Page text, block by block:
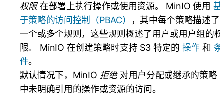
权限在部署上执行操作或使用资源。 MinIO 使用
于策略的访问控制（PBAC）
，其中每个策略描述了
一个或多个规则，这些规则概述了用户或用户组的
限。 MinIO 在创建策略时支持 S3 特定的 操作 和
件。
默认情况下，MinIO 拒绝对用户分配或继承的策略
中未明确引用的操作或资源的访问。